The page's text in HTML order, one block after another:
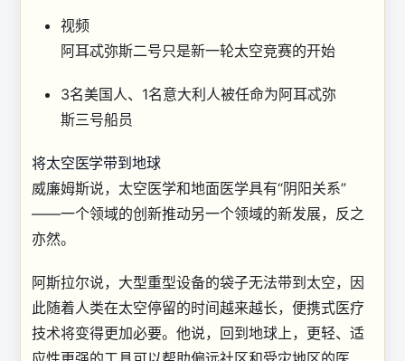
视频
阿耳忒弥斯二号只是新一轮太空竞赛的开始
3名美国人、1名意大利人被任命为阿耳忒弥
斯三号船员
将太空医学带到地球
威廉姆斯说，太空医学和地面医学具有“阴阳关系”
——一个领域的创新推动另一个领域的新发展，反之
亦然。
阿斯拉尔说，大型重型设备的袋子无法带到太空，因
此随着人类在太空停留的时间越来越长，便携式医疗
技术将变得更加必要。他说，回到地球上，更轻、适